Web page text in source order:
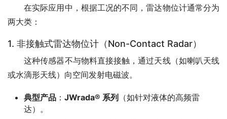
在实际应用中，根据工况的不同，雷达物位计通常分为
两大类：
1. 非接触式雷达物位计（Non-Contact Radar）
这种传感器不与物料直接接触，通过天线（如喇叭天线
或水滴形天线）向空间发射电磁波。
典型产品 ： JWrada® 系列
（如针对液体的高频雷
达）。